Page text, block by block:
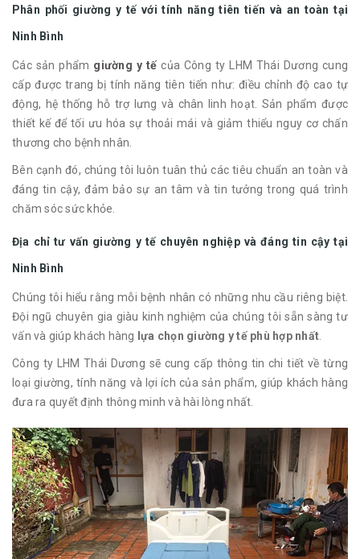
Phân phối giường y tế với tính năng tiên tiến và an toàn tại
Ninh Bình
Các sản phẩm giường y tế của Công ty LHM Thái Dương cung
cấp được trang bị tính năng tiên tiến như: điều chỉnh độ cao tự
động, hệ thống hỗ trợ lưng và chân linh hoạt. Sản phẩm được
thiết kế để tối ưu hóa sự thoải mái và giảm thiểu nguy cơ chấn
thương cho bệnh nhân.
Bên cạnh đó, chúng tôi luôn tuân thủ các tiêu chuẩn an toàn và
đáng tin cậy, đảm bảo sự an tâm và tin tưởng trong quá trình
chăm sóc sức khỏe.
Địa chỉ tư vấn giường y tế chuyên nghiệp và đáng tin cậy tại
Ninh Bình
Chúng tôi hiểu rằng mỗi bệnh nhân có những nhu cầu riêng biệt.
Đội ngũ chuyên gia giàu kinh nghiệm của chúng tôi sẵn sàng tư
vấn và giúp khách hàng lựa chọn giường y tế phù hợp nhất.
Công ty LHM Thái Dương sẽ cung cấp thông tin chi tiết về từng
loại giường, tính năng và lợi ích của sản phẩm, giúp khách hàng
đưa ra quyết định thông minh và hài lòng nhất.